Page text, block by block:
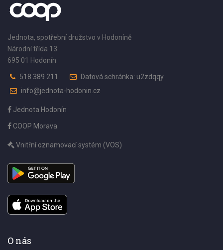
Jednota, spotřební družstvo v Hodoníně
Národní třída 13
695 01 Hodonín
518 389 211
Datová schránka: u2zdqqy
info@jednota-hodonin.cz
Jednota Hodonín
COOP Morava
Vnitřní oznamovací systém (VOS)
O nás